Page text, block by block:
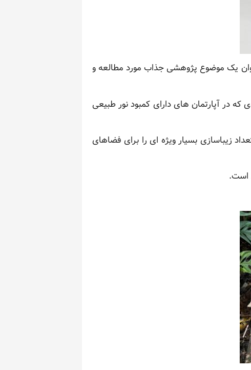
یک موضوع پژوهشی جذاب مورد مطالعه و
در آپارتمان های دارای کمبود نور طبیعی
زیباسازی بسیار ویژه ای را برای فضاهای
است.